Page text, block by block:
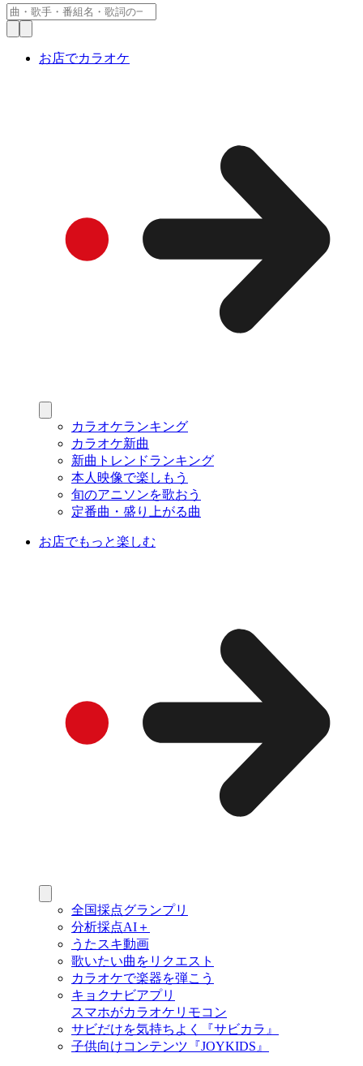
お店でカラオケ
カラオケランキング
カラオケ新曲
新曲トレンドランキング
本人映像で楽しもう
旬のアニソンを歌おう
定番曲・盛り上がる曲
お店でもっと楽しむ
全国採点グランプリ
分析採点AI＋
うたスキ動画
歌いたい曲をリクエスト
カラオケで楽器を弾こう
キョクナビアプリ
スマホがカラオケリモコン
サビだけを気持ちよく『サビカラ』
子供向けコンテンツ『JOYKIDS』